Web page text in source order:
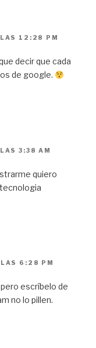
12:28 PM
decir que cada
de google.
3:38 AM
quiero
6:28 PM
escríbelo de
no lo pillen.